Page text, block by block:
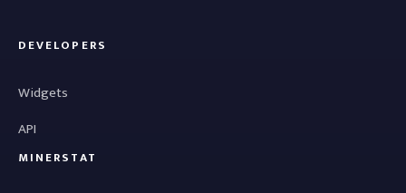
DEVELOPERS
Widgets
API
MINERSTAT